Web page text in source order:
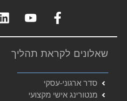
שאלונים לקראת תהליך
סדר ארגוני-עסקי
מנטורינג אישי מקצועי